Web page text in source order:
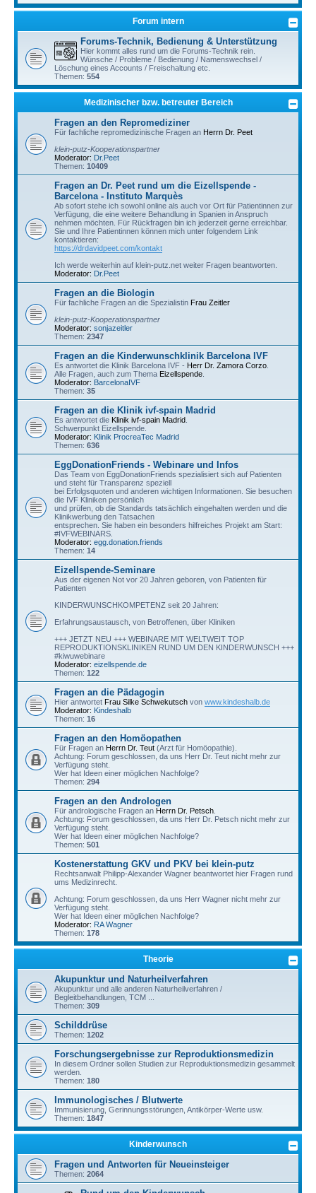
Forum intern
Forums-Technik, Bedienung & Unterstützung
Hier kommt alles rund um die Forums-Technik rein.
Wünsche / Probleme / Bedienung / Namenswechsel /
Löschung eines Accounts / Freischaltung etc.
Themen: 554
Medizinischer bzw. betreuter Bereich
Fragen an den Repromediziner
Für fachliche repromedizinische Fragen an Herrn Dr. Peet
klein-putz-Kooperationspartner
Moderator: Dr.Peet
Themen: 10409
Fragen an Dr. Peet rund um die Eizellspende -
Barcelona - Instituto Marquès
Ab sofort stehe ich sowohl online als auch vor Ort für Patientinnen zur
Verfügung, die eine weitere Behandlung in Spanien in Anspruch
nehmen möchten. Für Rückfragen bin ich jederzeit gerne erreichbar.
Sie und Ihre Patientinnen können mich unter folgendem Link
kontaktieren:
https://drdavidpeet.com/kontakt
Ich werde weiterhin auf klein-putz.net weiter Fragen beantworten.
Moderator: Dr.Peet
Fragen an die Biologin
Für fachliche Fragen an die Spezialistin Frau Zeitler
klein-putz-Kooperationspartner
Moderator: sonjazeitler
Themen: 2347
Fragen an die Kinderwunschklinik Barcelona IVF
Es antwortet die Klinik Barcelona IVF - Herr Dr. Zamora Corzo
Alle Fragen, auch zum Thema Eizellspende
Moderator: BarcelonaIVF
Themen: 35
Fragen an die Klinik ivf-spain Madrid
Es antwortet die Klinik ivf-spain Madrid
Schwerpunkt Eizellspende.
Moderator: Klinik ProcreaTec Madrid
Themen: 636
EggDonationFriends - Webinare und Infos
Das Team von EggDonationFriends spezialisiert sich auf Patienten
und steht für Transparenz speziell
bei Erfolgsquoten und anderen wichtigen Informationen. Sie besuchen
die IVF Kliniken persönlich
und prüfen, ob die Standards tatsächlich eingehalten werden und die
Klinikwerbung den Tatsachen
entsprechen. Sie haben ein besonders hilfreiches Projekt am Start:
#IVFWEBINARS.
Moderator: egg.donation.friends
Themen: 14
Eizellspende-Seminare
Aus der eigenen Not vor 20 Jahren geboren, von Patienten für
Patienten
KINDERWUNSCHKOMPETENZ seit 20 Jahren:
Erfahrungsaustausch, von Betroffenen, über Kliniken
+++ JETZT NEU +++ WEBINARE MIT WELTWEIT TOP
REPRODUKTIONSKLINIKEN RUND UM DEN KINDERWUNSCH +++
#kiwuwebinare
Moderator: eizellspende.de
Themen: 122
Fragen an die Pädagogin
Hier antwortet Frau Silke Schwekutsch von www.kindeshalb.de
Moderator: Kindeshalb
Themen: 16
Fragen an den Homöopathen
Für Fragen an Herrn Dr. Teut (Arzt für Homöopathie).
Achtung: Forum geschlossen, da uns Herr Dr. Teut nicht mehr zur
Verfügung steht.
Wer hat Ideen einer möglichen Nachfolge?
Themen: 294
Fragen an den Andrologen
Für andrologische Fragen an Herrn Dr. Petsch
Achtung: Forum geschlossen, da uns Herr Dr. Petsch nicht mehr zur
Verfügung steht.
Wer hat Ideen einer möglichen Nachfolge?
Themen: 501
Kostenerstattung GKV und PKV bei klein-putz
Rechtsanwalt Philipp-Alexander Wagner beantwortet hier Fragen rund
ums Medizinrecht.
Achtung: Forum geschlossen, da uns Herr Wagner nicht mehr zur
Verfügung steht.
Wer hat Ideen einer möglichen Nachfolge?
Moderator: RA Wagner
Themen: 178
Theorie
Akupunktur und Naturheilverfahren
Akupunktur und alle anderen Naturheilverfahren /
Begleitbehandlungen, TCM ...
Themen: 309
Schilddrüse
Themen: 1202
Forschungsergebnisse zur Reproduktionsmedizin
In diesem Ordner sollen Studien zur Reproduktionsmedizin gesammelt
werden.
Themen: 180
Immunologisches / Blutwerte
Immunisierung, Gerinnungsstörungen, Antikörper-Werte usw.
Themen: 1847
Kinderwunsch
Fragen und Antworten für Neueinsteiger
Themen: 2064